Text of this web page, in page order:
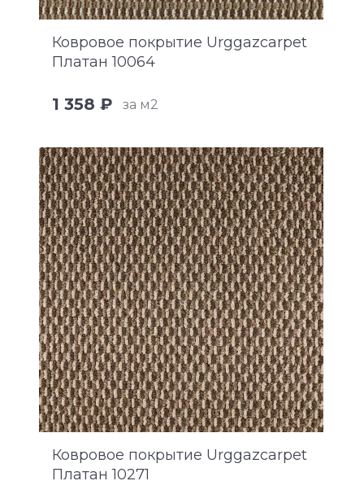
Ковровое покрытие Urggazcarpet
Платан 10064
1 358 ₽ за м2
Ковровое покрытие Urggazcarpet
Платан 10271